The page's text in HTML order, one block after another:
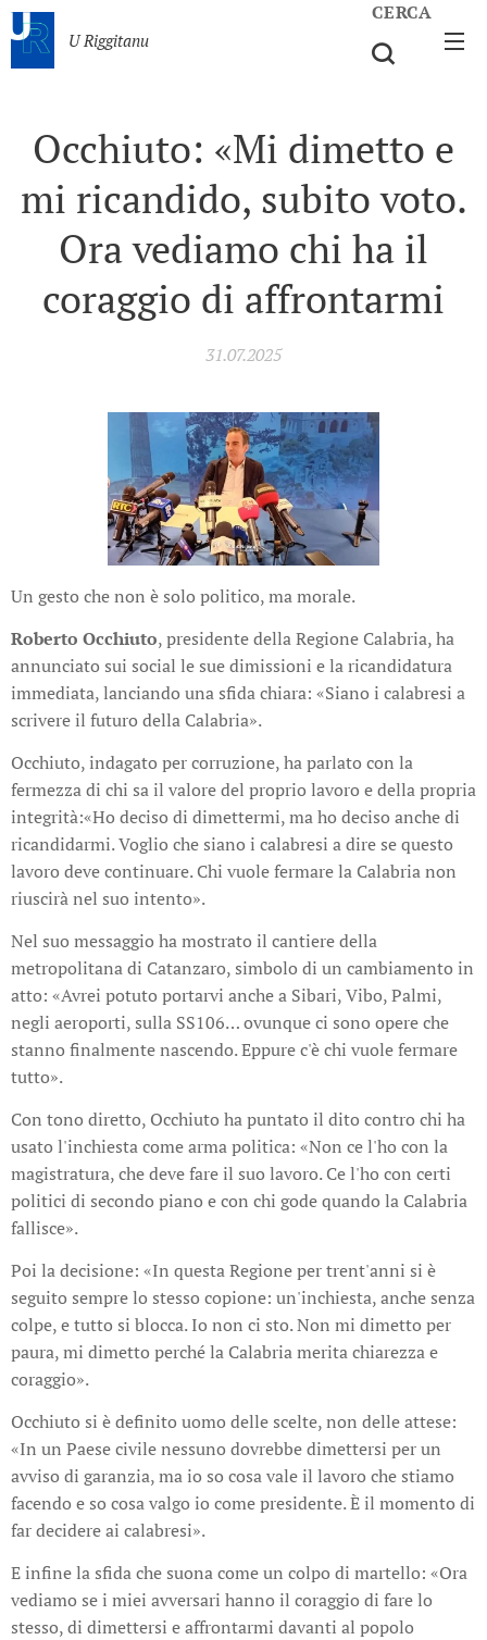
U Riggitanu
CERCA
Occhiuto: «Mi dimetto e
mi ricandido, subito voto.
Ora vediamo chi ha il
coraggio di affrontarmi
31.07.2025
Un gesto che non è solo politico, ma morale.
Roberto Occhiuto, presidente della Regione Calabria, ha
annunciato sui social le sue dimissioni e la ricandidatura
immediata, lanciando una sfida chiara: «Siano i calabresi a
scrivere il futuro della Calabria».
Occhiuto, indagato per corruzione, ha parlato con la
fermezza di chi sa il valore del proprio lavoro e della propria
integrità:«Ho deciso di dimettermi, ma ho deciso anche di
ricandidarmi. Voglio che siano i calabresi a dire se questo
lavoro deve continuare. Chi vuole fermare la Calabria non
riuscirà nel suo intento».
Nel suo messaggio ha mostrato il cantiere della
metropolitana di Catanzaro, simbolo di un cambiamento in
atto: «Avrei potuto portarvi anche a Sibari, Vibo, Palmi,
negli aeroporti, sulla SS106… ovunque ci sono opere che
stanno finalmente nascendo. Eppure c'è chi vuole fermare
tutto».
Con tono diretto, Occhiuto ha puntato il dito contro chi ha
usato l'inchiesta come arma politica: «Non ce l'ho con la
magistratura, che deve fare il suo lavoro. Ce l'ho con certi
politici di secondo piano e con chi gode quando la Calabria
fallisce».
Poi la decisione: «In questa Regione per trent'anni si è
seguito sempre lo stesso copione: un'inchiesta, anche senza
colpe, e tutto si blocca. Io non ci sto. Non mi dimetto per
paura, mi dimetto perché la Calabria merita chiarezza e
coraggio».
Occhiuto si è definito uomo delle scelte, non delle attese:
«In un Paese civile nessuno dovrebbe dimettersi per un
avviso di garanzia, ma io so cosa vale il lavoro che stiamo
facendo e so cosa valgo io come presidente. È il momento di
far decidere ai calabresi».
E infine la sfida che suona come un colpo di martello: «Ora
vediamo se i miei avversari hanno il coraggio di fare lo
stesso, di dimettersi e affrontarmi davanti al popolo